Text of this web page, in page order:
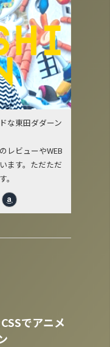
な東田ダダーン
レビューやWEB
ます。ただただ
でアニメ